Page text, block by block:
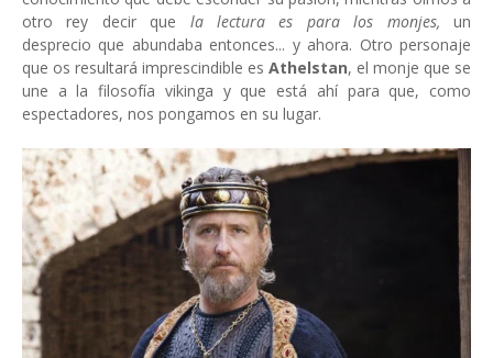
otro rey decir que la lectura es para los monjes,un
desprecio que abundaba entonces... y ahora. Otro personaje
que os resultará imprescindible es Athelstan, el monje que se
une a la filosofía vikinga y que está ahí para que, como
espectadores, nos pongamos en su lugar.